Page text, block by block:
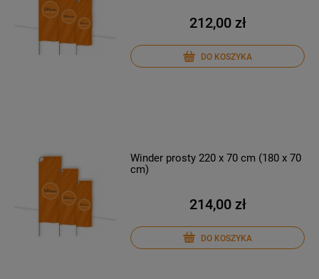
212,00 zł
DO KOSZYKA
Winder prosty 220 x 70 cm (180 x 70
cm)
214,00 zł
DO KOSZYKA